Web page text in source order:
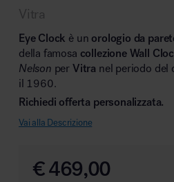
Area outdoor
Vitra
Eye Clock è un orologio da
della famosa collezione Wall
Nelson per Vitra nel periodo del
il 1960.
Richiedi offerta personalizzata.
Vai alla Descrizione
€469,00